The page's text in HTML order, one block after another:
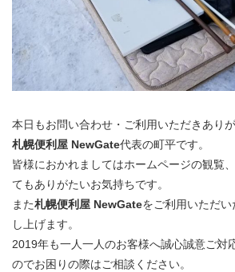
本日もお問い合わせ・ご利用いただきあり
札幌便利屋 NewGate代表の町平です。
皆様におかれましてはホームページの観覧
てもありがたいお気持ちです。
また札幌便利屋 NewGateをご利用いただ
し上げます。
2019年も一人一人のお客様へ誠心誠意ご対
のでお困りの際はご相談ください。